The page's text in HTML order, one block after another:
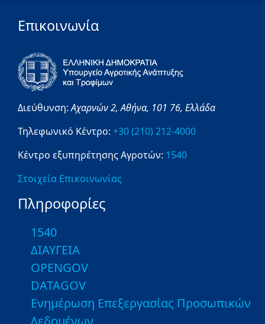
Επικοινωνία
Διεύθυνση:Αχαρνών 2,Αθήνα, 101 76, Ελλάδα
Τηλεφωνικό Κέντρο: +30 (210) 212-4000
Κέντρο εξυπηρέτησης Αγροτών: 1540
Στοιχεία Επικοινωνίας
Πληροφορίες
1540
ΔΙΑΥΓΕΙΑ
OPENGOV
DATAGOV
Ενημέρωση Επεξεργασίας Προσωπικών
Δεδομένων